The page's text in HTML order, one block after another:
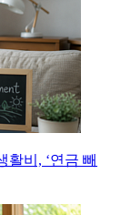
활비, ‘연금 빼